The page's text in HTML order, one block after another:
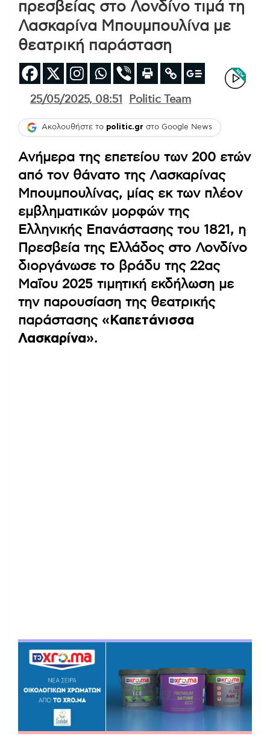
πρεσβείας στο Λονδίνο τιμά τη
Λασκαρίνα Μπουμπουλίνα με
θεατρική παράσταση
25/05/2025, 08:51 Politic Team
Ακολουθήστε το politic.gr στο Google News
Ανήμερα της επετείου των 200 ετών
από τον θάνατο της Λασκαρίνας
Μπουμπουλίνας, μίας εκ των πλέον
εμβληματικών μορφών της
Ελληνικής Επανάστασης του 1821, η
Πρεσβεία της Ελλάδος στο Λονδίνο
διοργάνωσε το βράδυ της 22ας
Μαΐου 2025 τιμητική εκδήλωση με
την παρουσίαση της θεατρικής
παράστασης «Καπετάνισσα
Λασκαρίνα».